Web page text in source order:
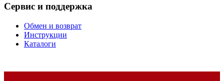
Сервис и поддержка
Обмен и возврат
Инструкции
Каталоги